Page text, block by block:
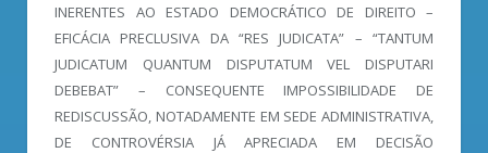
INERENTES AO ESTADO DEMOCRÁTICO DE DIREITO –
EFICÁCIA PRECLUSIVA DA “RES JUDICATA” – “TANTUM
JUDICATUM QUANTUM DISPUTATUM VEL DISPUTARI
DEBEBAT” – CONSEQUENTE IMPOSSIBILIDADE DE
REDISCUSSÃO, NOTADAMENTE EM SEDE ADMINISTRATIVA,
DE CONTROVÉRSIA JÁ APRECIADA EM DECISÃO